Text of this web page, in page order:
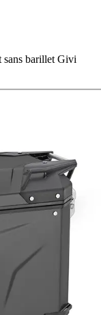
sans barillet Givi